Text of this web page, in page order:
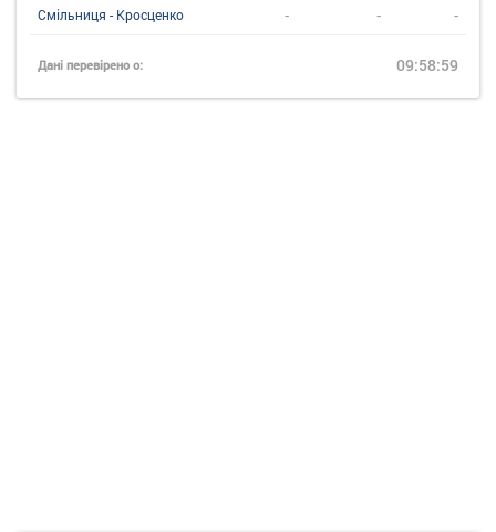
Смільниця - Кросценко - - -
Дані перевірено о: 09:58:59